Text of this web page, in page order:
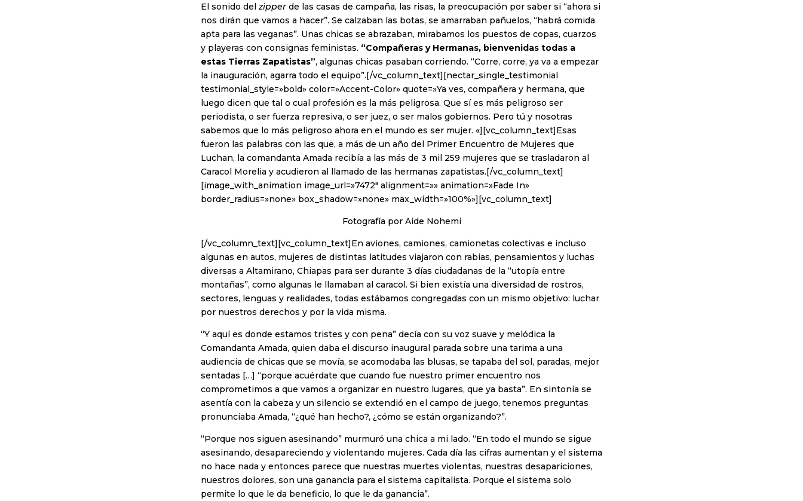
El sonido delzipper de las casas de campaña, las risas, la preocupación por saber si “ahora si
nos dirán que vamos a hacer”. Se calzaban las botas, se amarraban pañuelos, “habrá comida
apta para las veganas”. Unas chicas se abrazaban, mirabamos los puestos de copas, cuarzos
y playeras con consignas feministas. “Compañeras y Hermanas, bienvenidas todas a
estas Tierras Zapatistas”, algunas chicas pasaban corriendo. “Corre, corre, ya va a empezar
la inauguración, agarra todo el equipo”.[/vc_column_text][nectar_single_testimonial
testimonial_style=»bold» color=»Accent-Color» quote=»Ya ves, compañera y hermana, que
luego dicen que tal o cual profesión es la más peligrosa. Que sí es más peligroso ser
periodista, o ser fuerza represiva, o ser juez, o ser malos gobiernos. Pero tú y nosotras
sabemos que lo más peligroso ahora en el mundo es ser mujer. «][vc_column_text]Esas
fueron las palabras con las que, a más de un año del Primer Encuentro de Mujeres que
Luchan, la comandanta Amada recibía a las más de 3 mil 259 mujeres que se trasladaron al
Caracol Morelia y acudieron al llamado de las hermanas zapatistas.[/vc_column_text]
[image_with_animation image_url=»7472″ alignment=»» animation=»Fade In»
border_radius=»none» box_shadow=»none» max_width=»100%»][vc_column_text]
Fotografía por Aide Nohemi
[/vc_column_text][vc_column_text]En aviones, camiones, camionetas colectivas e incluso
algunas en autos, mujeres de distintas latitudes viajaron con rabias, pensamientos y luchas
diversas a Altamirano, Chiapas para ser durante 3 días ciudadanas de la “utopía entre
montañas”, como algunas le llamaban al caracol. Si bien existía una diversidad de rostros,
sectores, lenguas y realidades, todas estábamos congregadas con un mismo objetivo: luchar
por nuestros derechos y por la vida misma.
“Y aquí es donde estamos tristes y con pena” decía con su voz suave y melódica la
Comandanta Amada, quien daba el discurso inaugural parada sobre una tarima a una
audiencia de chicas que se movía, se acomodaba las blusas, se tapaba del sol, paradas, mejor
sentadas […] “porque acuérdate que cuando fue nuestro primer encuentro nos
comprometimos a que vamos a organizar en nuestro lugares, que ya basta”. En sintonía se
asentía con la cabeza y un silencio se extendió en el campo de juego, tenemos preguntas
pronunciaba Amada, “¿qué han hecho?, ¿cómo se están organizando?”.
“Porque nos siguen asesinando” murmuró una chica a mi lado. “En todo el mundo se sigue
asesinando, desapareciendo y violentando mujeres. Cada día las cifras aumentan y el sistema
no hace nada y entonces parece que nuestras muertes violentas, nuestras desapariciones,
nuestros dolores, son una ganancia para el sistema capitalista. Porque el sistema solo
permite lo que le da beneficio, lo que le da ganancia”.